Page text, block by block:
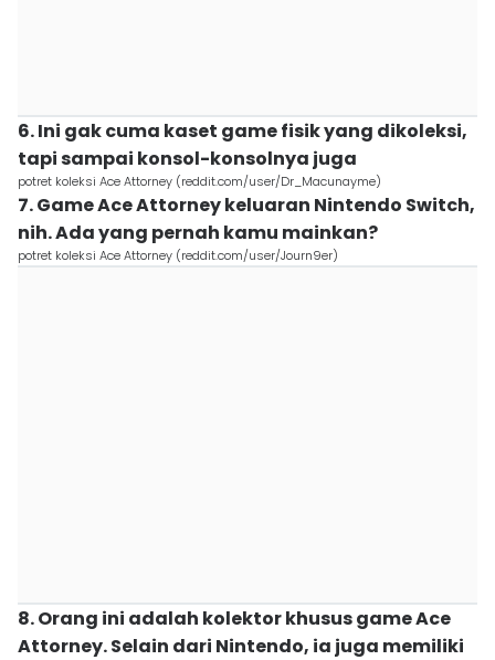
6. Ini gak cuma kaset game fisik yang dikoleksi,
tapi sampai konsol-konsolnya juga
potret koleksi Ace Attorney (reddit.com/user/Dr_Macunayme)
7. Game Ace Attorney keluaran Nintendo Switch,
nih. Ada yang pernah kamu mainkan?
potret koleksi Ace Attorney (reddit.com/user/Journ9er)
8. Orang ini adalah kolektor khusus game Ace
Attorney. Selain dari Nintendo, ia juga memiliki